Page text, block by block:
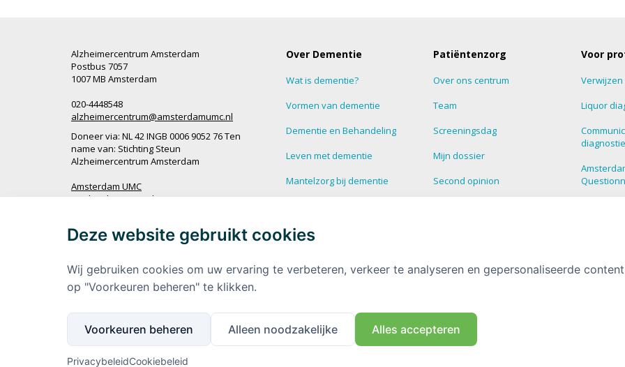
Alzheimercentrum Amsterdam
Postbus 7057
1007 MB Amsterdam
020-4448548
alzheimercentrum@amsterdamumc.nl
Doneer via: NL 42 INGB 0006 9052 76 Ten
name van: Stichting Steun
Alzheimercentrum Amsterdam
Amsterdam UMC
Werken bij Amsterdam UMC
Ik wil op de hoogte blijven
Over Dementie
Wat is dementie?
Vormen van dementie
Dementie en Behandeling
Leven met dementie
Mantelzorg bij dementie
Meer informatie over
Patiëntenzorg
Over ons centrum
Team
Screeningsdag
Mijn dossier
Second opinion
Voor
Verwijzen
Liquor
Deze website gebruikt cookies
Wij gebruiken cookies om uw ervaring te verbeteren, verkeer te analyseren en gepersonaliseerde
op "Voorkeuren beheren" te klikken.
Voorkeuren beheren Alleen noodzakelijke Alles accepteren
PrivacybeleidCookiebeleid